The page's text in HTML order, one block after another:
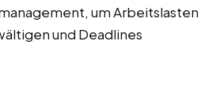
um Arbeitslasten
und Deadlines